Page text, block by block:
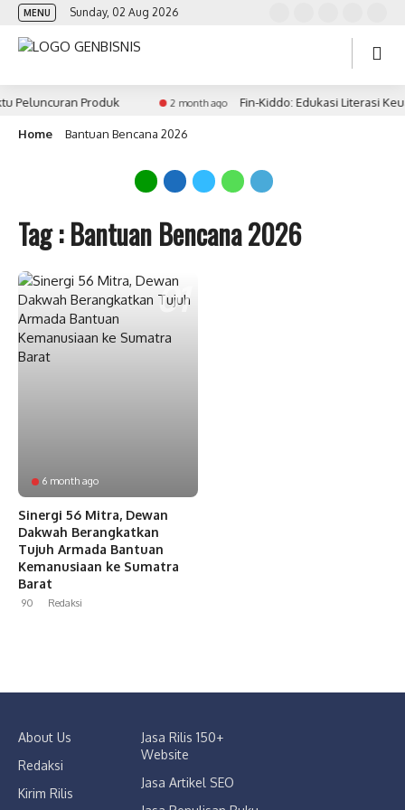
MENU Sunday, 02 Aug 2026
Peluncuran Produk 2 month ago Fin-Kiddo: Edukasi Literasi
Home Bantuan Bencana 2026
Tag : Bantuan Bencana 2026
6 month ago
Sinergi 56 Mitra, Dewan
Dakwah Berangkatkan
Tujuh Armada Bantuan
Kemanusiaan ke Sumatra
Barat
90 Redaksi
About Us
Redaksi
Kirim Rilis
Jasa Rilis 150+
Website
Jasa Artikel SEO